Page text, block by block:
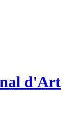
d'Art